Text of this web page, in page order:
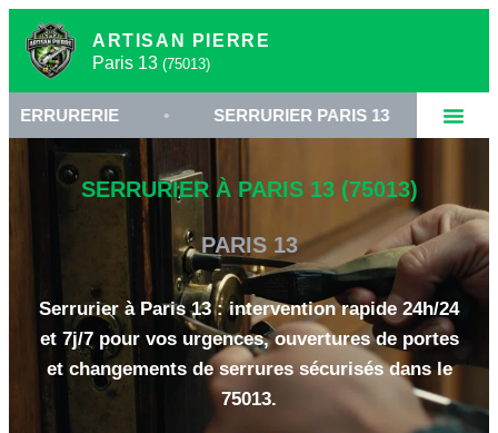
ARTISAN PIERRE
Paris 13 (75013)
• SERRURIER PARIS 13 •
SERRURIER À PARIS 13 (75013)
PARIS 13
Serrurier à Paris 13 : intervention rapide 24h/24
et 7j/7 pour vos urgences, ouvertures de portes
et changements de serrures sécurisés dans le
75013.